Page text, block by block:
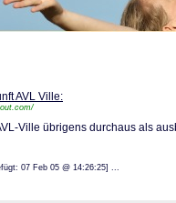
AVL Ville:
Ville übrigens durchaus als
07 Feb 05 @ 14:26:25] ...